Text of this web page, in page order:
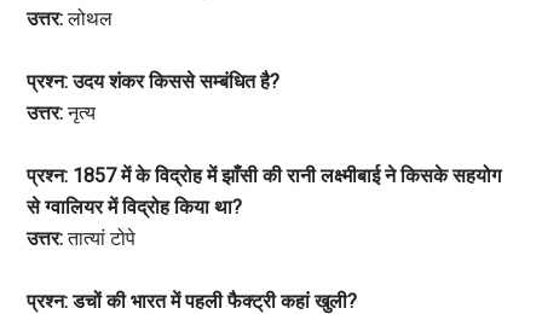
उत्तर:लोथल
प्रश्न: उदय शंकर किससे सम्बंधित है?
उत्तर:नृत्य
प्रश्न: 1857 में के विद्रोह में झाँसी की रानी लक्ष्मीबाई ने किसके सहयोग
से ग्वालियर में विद्रोह किया था?
उत्तर:तात्यां टोपे
प्रश्न: डचों की भारत में पहली फैक्ट्री कहां खुली?